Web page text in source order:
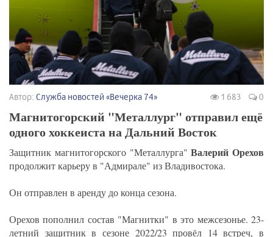
Автор: Служба новостей «Вечерка 74» 1 683 0
Магнитогорский "Металлург" отправил ещё
одного хоккеиста на Дальний Восток
Защитник магнитогорского "Металлурга"Валерий Орехов
продолжит карьеру в "Адмирале" из Владивостока.
Он отправлен в аренду до конца сезона.
Орехов пополнил состав "Магнитки" в это межсезонье. 23-
летний защитник в сезоне 2022/23 провёл 14 встреч, в